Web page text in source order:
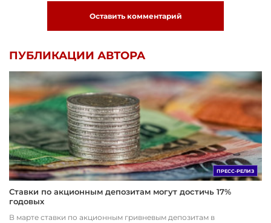
Оставить комментарий
ПУБЛИКАЦИИ АВТОРА
ПРЕСС-РЕЛИЗ
Ставки по акционным депозитам могут достичь 17%
годовых
В марте ставки по акционным гривневым депозитам в